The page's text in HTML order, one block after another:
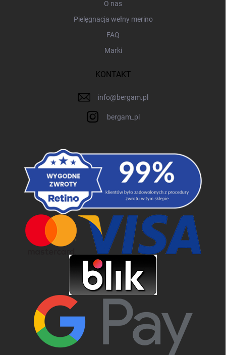
O nas
Pielęgnacja wełny merino
FAQ
Marki
KONTAKT
info@bergam.pl
bergam_pl